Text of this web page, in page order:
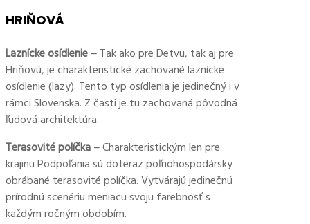
HRIŇOVÁ
Laznícke osídlenie –Tak ako pre Detvu, tak aj pre
Hriňovú, je charakteristické zachované laznícke
osídlenie (lazy). Tento typ osídlenia je jedinečný i v
rámci Slovenska. Z časti je tu zachovaná pôvodná
ľudová architektúra.
Terasovité políčka –Charakteristickým len pre
krajinu Podpoľania sú doteraz poľnohospodársky
obrábané terasovité políčka. Vytvárajú jedinečnú
prírodnú scenériu meniacu svoju farebnosť s
každým ročným obdobím.